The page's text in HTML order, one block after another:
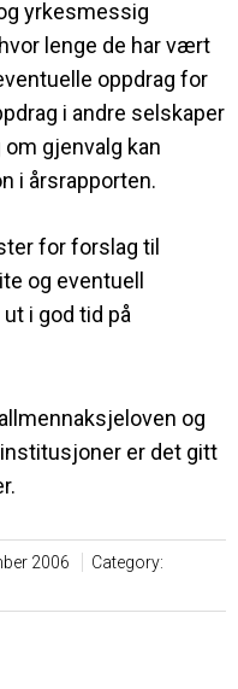
yrkesmessig
lenge de har vært
oppdrag for
i andre selskaper
gjenvalg kan
i årsrapporten.
for forslag til
og eventuell
i god tid på
og
er det gitt
2006
Category: